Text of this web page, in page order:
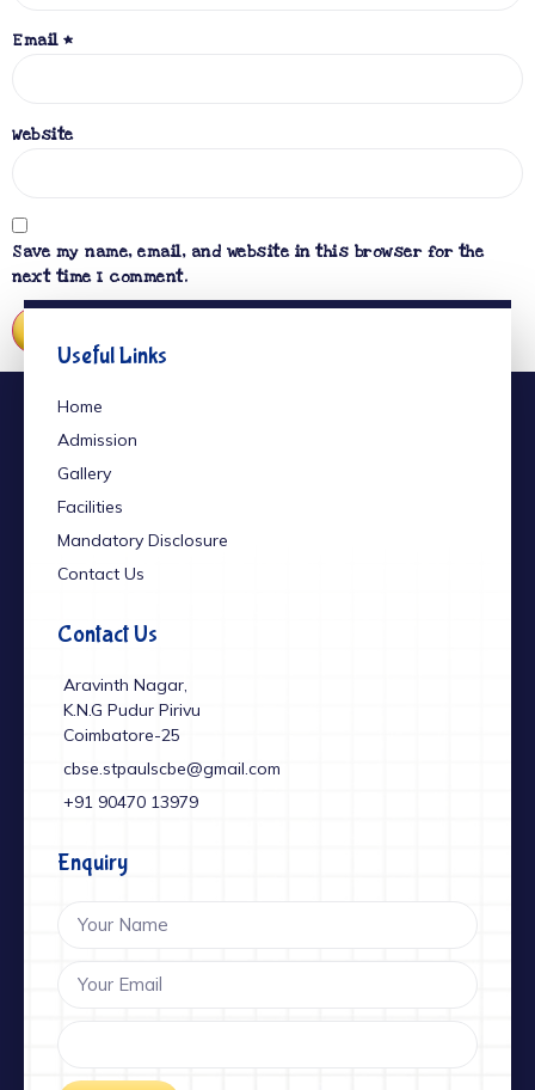
Email *
Website
Save my name, email, and website in this browser for the
next time I comment.
Useful Links
Home
Admission
Gallery
Facilities
Mandatory Disclosure
Contact Us
Contact Us
Aravinth Nagar,
K.N.G Pudur Pirivu
Coimbatore-25
cbse.stpaulscbe@gmail.com
+91 ‎90470 13979
Enquiry